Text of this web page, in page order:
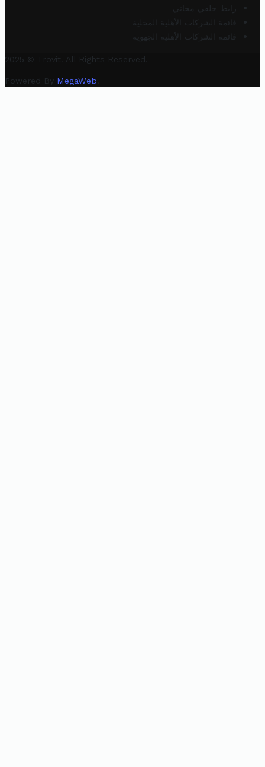
رابط خلفي مجاني
قائمة الشركات الأهلية المحلية
قائمة الشركات الأهلية الجهوية
2025 © Trovit. All Rights Reserved.
Powered By MegaWeb